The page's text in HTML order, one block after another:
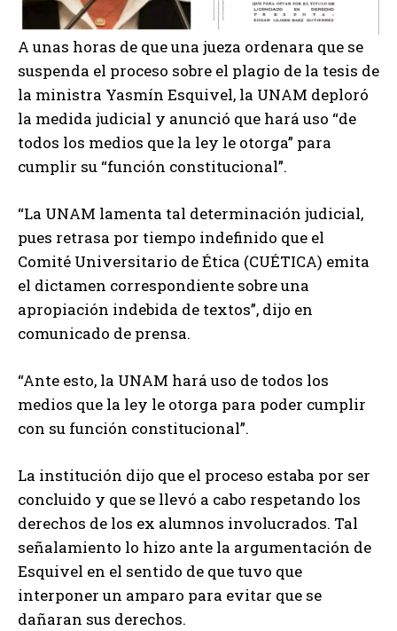
A unas horas de que una jueza ordenara que se
suspenda el proceso sobre el plagio de la tesis de
la ministra Yasmín Esquivel, la UNAM deploró
la medida judicial y anunció que hará uso “de
todos los medios que la ley le otorga” para
cumplir su “función constitucional”.
“La UNAM lamenta tal determinación judicial,
pues retrasa por tiempo indefinido que el
Comité Universitario de Ética (CUÉTICA) emita
el dictamen correspondiente sobre una
apropiación indebida de textos”, dijo en
comunicado de prensa.
“Ante esto, la UNAM hará uso de todos los
medios que la ley le otorga para poder cumplir
con su función constitucional”.
La institución dijo que el proceso estaba por ser
concluido y que se llevó a cabo respetando los
derechos de los ex alumnos involucrados. Tal
señalamiento lo hizo ante la argumentación de
Esquivel en el sentido de que tuvo que
interponer un amparo para evitar que se
dañaran sus derechos.